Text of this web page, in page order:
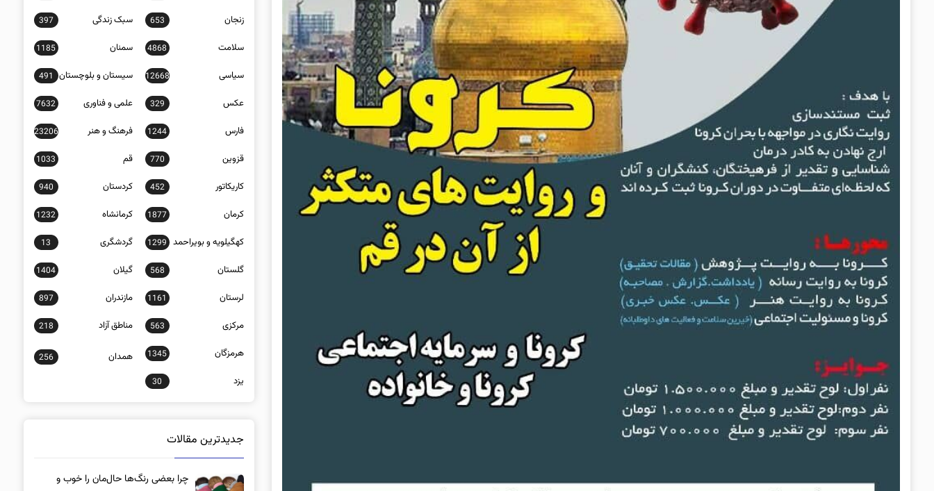
زنجان 653 سبک زندگی 397
سلامت 4868 سمنان 1185
سیاسی 12668 سیستان و بلوچستان 491
عکس 329 علمی و فناوری 7632
فارس 1244 فرهنگ و هنر 23206
قزوین 770 قم 1033
کاریکاتور 452 کردستان 940
کرمان 1877 کرمانشاه 1232
کهگیلویه و بویراحمد 1299 گردشگری 13
گلستان 568 گیلان 1404
لرستان 1161 مازندران 897
مرکزی 563 مناطق آزاد 218
هرمزگان 1345 همدان 256
یزد 30
جدیدترین مقالات
چرا بعضی رنگ‌ها حال‌مان را خوب و